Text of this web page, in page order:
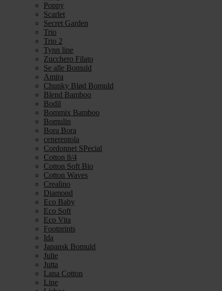
Poppy
Scarlet
Secret Garden
Trio
Trio 2
Tynn line
Zucchero Filato
Se alle Bomuld
Amira
Chunky Blød Bomuld
Blend Bamboo
Bodil
Bommix Bamboo
Bomulin
Bora Bora
cenerentola
Cordonnet SPecial
Cotton 8/4
Cotton Soft Bio
Cotton Waves
Crealino
Diamond
Eco Baby
Eco Soft
Eco Vita
Footprints
Ida
Japansk Bomuld
Julie
Jutta
Lana Cotton
Line